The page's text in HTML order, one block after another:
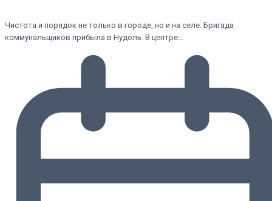
Чистота и порядок не только в городе, но и на селе. Бригада
коммунальщиков прибыла в Нудоль. В центре…